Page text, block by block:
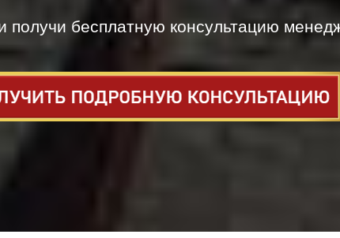
получи бесплатную консультацию